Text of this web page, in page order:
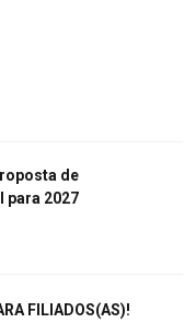
de
para 2027
FILIADOS(AS)!